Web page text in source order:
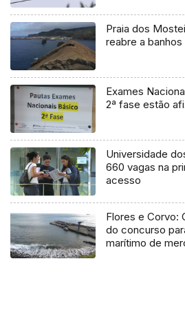
Praia dos
reabre a banhos
Exames
2ª fase estão
Universidade
660 vagas na
acesso
Flores e Corvo:
do concurso
marítimo de